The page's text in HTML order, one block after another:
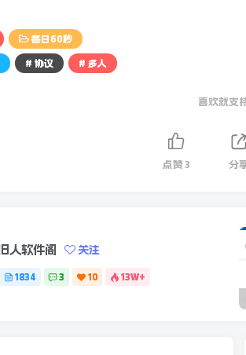
长：法国对乌支持没有”红线”，乌可用法
每日60秒
# 协议 # 多人
喜欢就支
点赞 3 分
人软件阁 关注
1834 3 10
13W+